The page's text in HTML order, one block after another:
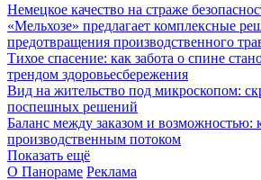
Немецкое качество на страже
«Мельхозе» предлагает комплексные
предотвращения производственного
Тихое спасение: как забота о спине
трендом здоровьесбережения
Вид на жительство под микроскопом:
поспешных решений
Баланс между заказом и возможностью:
производственным потоком
Показать ещё
О Панораме Реклама